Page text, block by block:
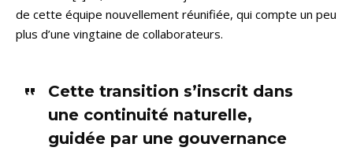
de cette équipe nouvellement réunifiée, qui compte un peu
plus d’une vingtaine de collaborateurs.
Cette transition s’inscrit dans
une continuité naturelle,
guidée par une gouvernance